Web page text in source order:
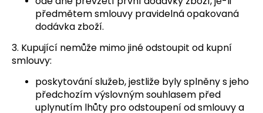
předmětem smlouvy pravidelná opakovaná
dodávka zboží.
3. Kupující nemůže mimo jiné odstoupit od kupní
smlouvy:
poskytování služeb, jestliže byly splněny s jeho
předchozím výslovným souhlasem před
uplynutím lhůty pro odstoupení od smlouvy a